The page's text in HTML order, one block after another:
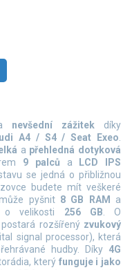
nevšední zážitekdíky
A4 / S4 / Seat Exeo.
a přehledná dotyková
9 palců a LCD IPS
se jedná o přibližnou
budete mít veškeré
pyšnit 8 GB RAM
a
o velikosti 256 GB. O
rozšířený zvukový
signal processor), která
hudby.
Díky 4G
který funguje i jako